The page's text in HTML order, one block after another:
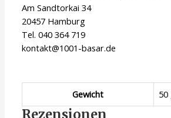
Am Sandtorkai 34
20457 Hamburg
Tel. 040 364 719
kontakt@1001-basar.de
Gewicht 50
Rezensionen